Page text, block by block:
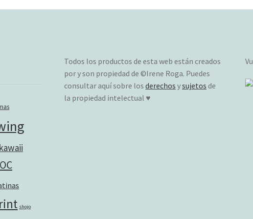
kawaii
OC
shojo
Todos los productos de esta web están creados
por y son propiedad de ©Irene Roga. Puedes
consultar aquí sobre losderechos ysujetos de
la propiedad intelectual ♥